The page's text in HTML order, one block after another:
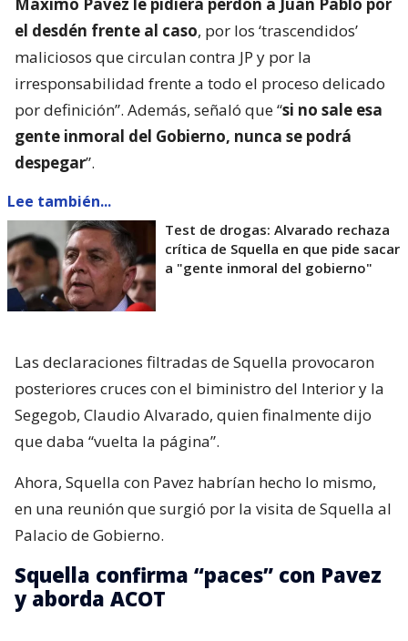
Máximo Pavez le pidiera perdón a Juan Pablo por
el desdén frente al caso, por los ‘trascendidos’
maliciosos que circulan contra JP y por la
irresponsabilidad frente a todo el proceso delicado
por definición”. Además, señaló que “si no sale esa
gente inmoral del Gobierno, nunca se podrá
despegar”.
Lee también...
Test de drogas: Alvarado rechaza
crítica de Squella en que pide sacar
a "gente inmoral del gobierno"
Las declaraciones filtradas de Squella provocaron
posteriores cruces con el biministro del Interior y la
Segegob, Claudio Alvarado, quien finalmente dijo
que daba “vuelta la página”.
Ahora, Squella con Pavez habrían hecho lo mismo,
en una reunión que surgió por la visita de Squella al
Palacio de Gobierno.
Squella confirma “paces” con Pavez
y aborda ACOT